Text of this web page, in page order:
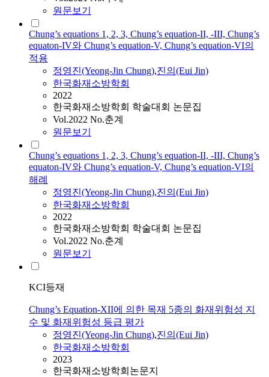
원문보기
Chung’s equations 1, 2, 3, Chung’s equation-II, -III, Chung’s
equaton-IV와 Chung’s equation-V, Chung’s equation-VI의
적용
정영진(Yeong-Jin Chung),진의(Eui Jin)
한국화재소방학회
2022
한국화재소방학회 학술대회 논문집
Vol.2022 No.춘계
원문보기
Chung’s equations 1, 2, 3, Chung’s equation-II, -III, Chung’s
equaton-IV와 Chung’s equation-V, Chung’s equation-VI의
해례
정영진(Yeong-Jin Chung),진의(Eui Jin)
한국화재소방학회
2022
한국화재소방학회 학술대회 논문집
Vol.2022 No.춘계
원문보기
KCI등재
Chung’s Equation-XII에 의한 목재 5종의 화재위험성 지
수 및 화재위험성 등급 평가
정영진(Yeong-Jin Chung),진의(Eui Jin)
한국화재소방학회
2023
한국화재소방학회논문지